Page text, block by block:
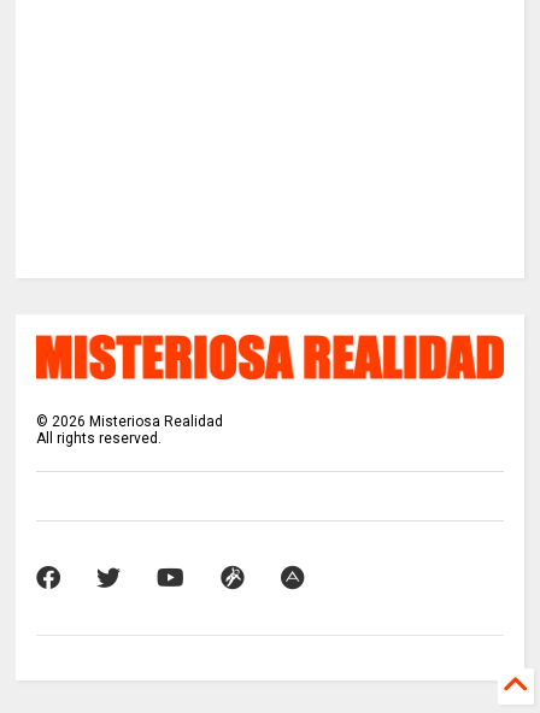
©2026 Misteriosa Realidad
All rights reserved.